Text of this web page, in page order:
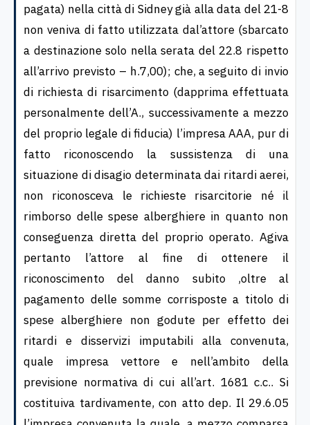
pagata) nella città di Sidney già alla data del 21-8
non veniva di fatto utilizzata dal’attore (sbarcato
a destinazione solo nella serata del 22.8 rispetto
all’arrivo previsto – h.7,00); che, a seguito di invio
di richiesta di risarcimento (dapprima effettuata
personalmente dell’A., successivamente a mezzo
del proprio legale di fiducia) l’impresa AAA, pur di
fatto riconoscendo la sussistenza di una
situazione di disagio determinata dai ritardi aerei,
non riconosceva le richieste risarcitorie né il
rimborso delle spese alberghiere in quanto non
conseguenza diretta del proprio operato. Agiva
pertanto l’attore al fine di ottenere il
riconoscimento del danno subito ,oltre al
pagamento delle somme corrisposte a titolo di
spese alberghiere non godute per effetto dei
ritardi e disservizi imputabili alla convenuta,
quale impresa vettore e nell’ambito della
previsione normativa di cui all’art. 1681 c.c.. Si
costituiva tardivamente, con atto dep. Il 29.6.05